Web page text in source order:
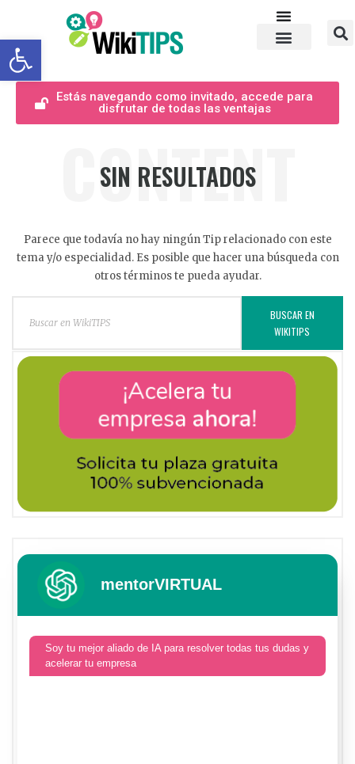
Abrir barra de herramientas
Estás navegando como invitado, accede para
disfrutar de todas las ventajas
CONTENT
SIN RESULTADOS
Parece que todavía no hay ningún Tip relacionado con este
tema y/o especialidad. Es posible que hacer una búsqueda con
otros términos te pueda ayudar.
BUSCAR EN
WIKITIPS
mentorVIRTUAL
Soy tu mejor aliado de IA para resolver todas tus dudas y
acelerar tu empresa